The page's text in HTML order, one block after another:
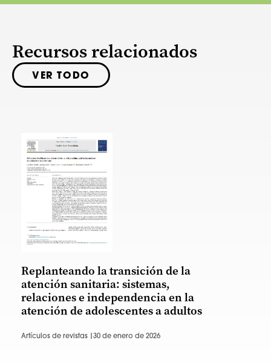
Recursos relacionados
VER TODO
Replanteando la transición de la
atención sanitaria: sistemas,
relaciones e independencia en la
atención de adolescentes a adultos
Artículos de revistas | 30 de enero de 2026